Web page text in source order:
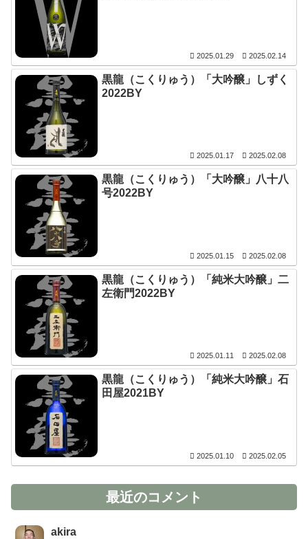
2025.01.29 2025.02.14
黒龍（こくりゅう）「大吟醸」しずく
2022BY
2025.01.17 2025.02.08
黒龍（こくりゅう）「大吟醸」八十八
号2022BY
2025.01.15 2025.02.08
黒龍（こくりゅう）「純米大吟醸」二
左衛門2022BY
2025.01.11 2025.02.08
黒龍（こくりゅう）「純米大吟醸」石
田屋2021BY
2025.01.10 2025.02.05
最近のコメント
akira